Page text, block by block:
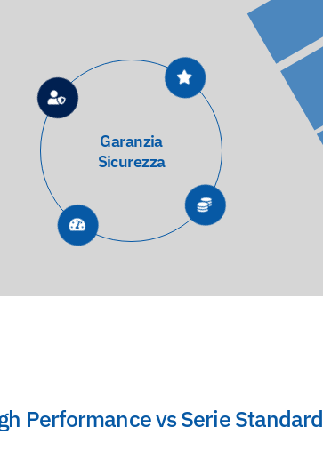
Maggiore
Efficienza
Performance vs Serie Standard